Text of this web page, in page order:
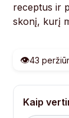
receptus ir
skonį, kurį
👁️43
Kaip